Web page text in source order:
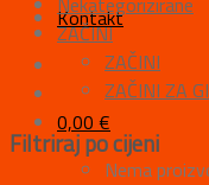
Kontakt
0,00 €
Nema
ZAČINI
ZAČINI
ZAČINI ZA
Filtriraj po cijeni